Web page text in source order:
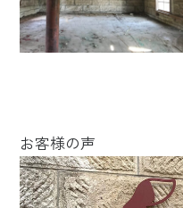
お客様の声